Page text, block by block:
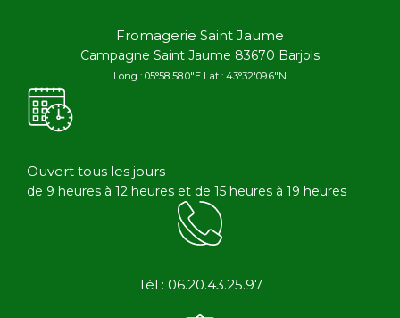
Fromagerie Saint Jaume
Campagne Saint Jaume 83670 Barjols
Long : 05°58'58.0"E Lat : 43°32'09.6"N
Ouvert tous les jours
de 9 heures à 12 heures et de 15 heures à 19 heures
Tél : 06.20.43.25.97